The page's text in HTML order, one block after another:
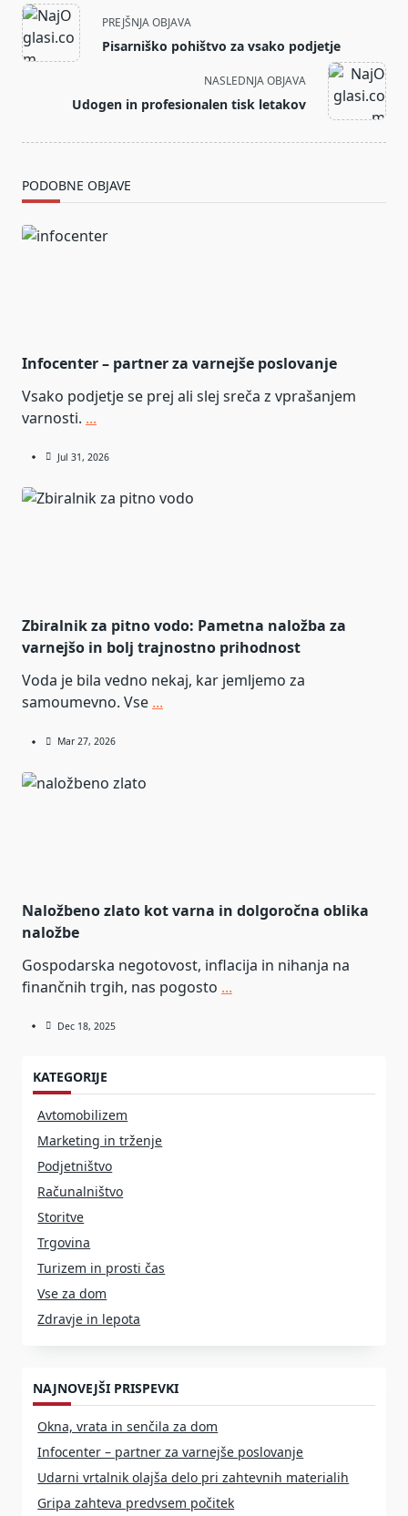
<span
class="nav-
subtitle
PREJŠNJA OBJAVA
Pisarniško pohištvo za vsako podjetje
NASLEDNJA OBJAVA
Udogen in profesionalen tisk letakov
PODOBNE OBJAVE
Infocenter – partner za varnejše poslovanje
Vsako podjetje se prej ali slej sreča z vprašanjem
varnosti. ...
Jul 31, 2026
Zbiralnik za pitno vodo: Pametna naložba za
varnejšo in bolj trajnostno prihodnost
Voda je bila vedno nekaj, kar jemljemo za
samoumevno. Vse ...
Mar 27, 2026
Naložbeno zlato kot varna in dolgoročna oblika
naložbe
Gospodarska negotovost, inflacija in nihanja na
finančnih trgih, nas pogosto ...
Dec 18, 2025
KATEGORIJE
Avtomobilizem
Marketing in trženje
Podjetništvo
Računalništvo
Storitve
Trgovina
Turizem in prosti čas
Vse za dom
Zdravje in lepota
NAJNOVEJŠI PRISPEVKI
Okna, vrata in senčila za dom
Infocenter – partner za varnejše poslovanje
Udarni vrtalnik olajša delo pri zahtevnih materialih
Gripa zahteva predvsem počitek